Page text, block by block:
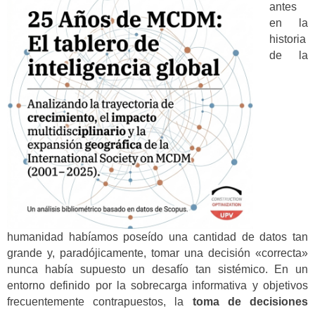
antes
en la
historia
de la
humanidad habíamos poseído una cantidad de datos tan
grande y, paradójicamente, tomar una decisión «correcta»
nunca había supuesto un desafío tan sistémico. En un
entorno definido por la sobrecarga informativa y objetivos
frecuentemente contrapuestos, la toma de decisiones